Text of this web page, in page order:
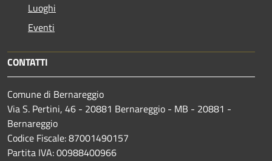
Luoghi
Eventi
CONTATTI
Comune di Bernareggio
Via S. Pertini, 46 - 20881 Bernareggio - MB - 20881 -
Bernareggio
Codice Fiscale: 87001490157
Partita IVA: 00988400966